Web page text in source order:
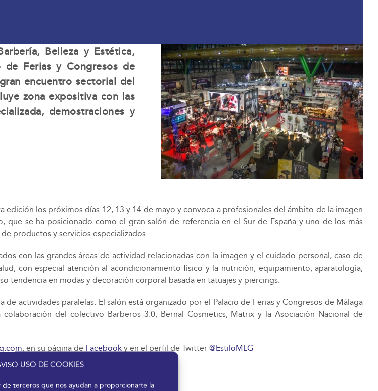
USO DE COOKIES
de terceros que nos ayudan a proporcionarte la
Belleza y Estética,
Ferias y Congresos de
encuentro sectorial del
zona expositiva con las
demostraciones y
edición los próximos días 12, 13 y 14 de mayo y convoca a profesionales del ámbito de la imagen
se ha posicionado como el gran salón de referencia en el Sur de España y uno de los más
productos y servicios especializados.
con las grandes áreas de actividad relacionadas con la imagen y el cuidado personal, caso de
con especial atención al acondicionamiento físico y la nutrición; equipamiento, aparatología,
tendencia en modas y decoración corporal basada en tatuajes y piercings.
actividades paralelas. El salón está organizado por el Palacio de Ferias y Congresos de Málaga
del colectivo Barberos 3.0, Bernal Cosmetics, Matrix y la Asociación Nacional de
, en su página de Facebooky en el perfil de Twitter @EstiloMLG